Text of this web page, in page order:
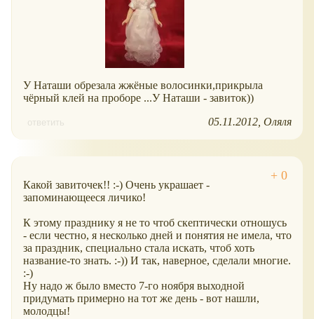
У Наташи обрезала жжёные волосинки,прикрыла
чёрный клей на проборе ...У Наташи - завиток))
ответить 05.11.2012 Оляля
Какой завиточек!! :-) Очень украшает -
запоминающееся личико!
К этому празднику я не то чтоб скептически отношусь
- если честно, я несколько дней и понятия не имела, что
за праздник, специально стала искать, чтоб хоть
название-то знать. :-)) И так, наверное, сделали многие.
:-)
Ну надо ж было вместо 7-го ноября выходной
придумать примерно на тот же день - вот нашли,
молодцы!